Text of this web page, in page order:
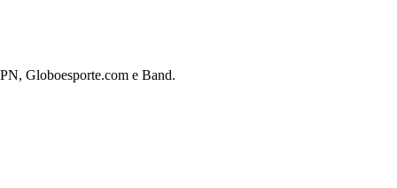
Globoesporte.com e Band.